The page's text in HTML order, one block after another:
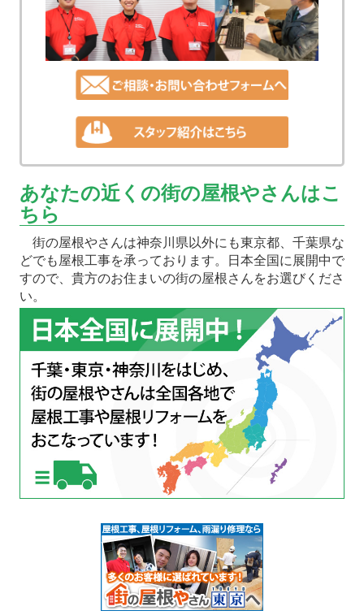
あなたの近くの街の屋根やさんはこ
ちら
街の屋根やさんは神奈川県以外にも東京都、千葉県な
どでも屋根工事を承っております。日本全国に展開中で
すので、貴方のお住まいの街の屋根さんをお選びくださ
い。